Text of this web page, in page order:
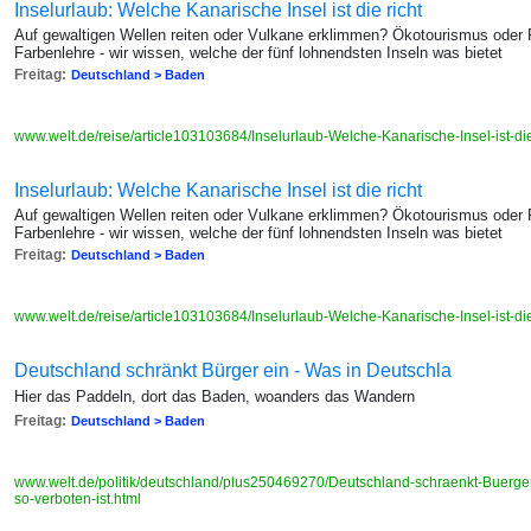
Inselurlaub: Welche Kanarische Insel ist die richt
Auf gewaltigen Wellen reiten oder Vulkane erklimmen? Ökotourismus
Farbenlehre - wir wissen, welche der fünf lohnendsten Inseln was bietet
Freitag: Deutschland > Baden
www.welt.de/reise/article103103684/Inselurlaub-Welche-Kanarische-Insel-ist-
Inselurlaub: Welche Kanarische Insel ist die richt
Auf gewaltigen Wellen reiten oder Vulkane erklimmen? Ökotourismus
Farbenlehre - wir wissen, welche der fünf lohnendsten Inseln was bietet
Freitag: Deutschland > Baden
www.welt.de/reise/article103103684/Inselurlaub-Welche-Kanarische-Insel-ist-
Deutschland schränkt Bürger ein - Was in Deutschla
Hier das Paddeln, dort das Baden, woanders das Wandern
Freitag: Deutschland > Baden
www.welt.de/politik/deutschland/plus250469270/Deutschland-schraenkt-
so-verboten-ist.html